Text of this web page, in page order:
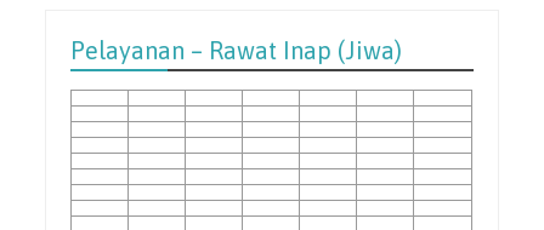
Pelayanan – Rawat Inap (Jiwa)